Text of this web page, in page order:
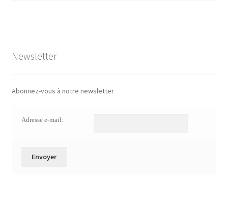
Newsletter
Abonnez-vous à notre newsletter
Adresse e-mail: